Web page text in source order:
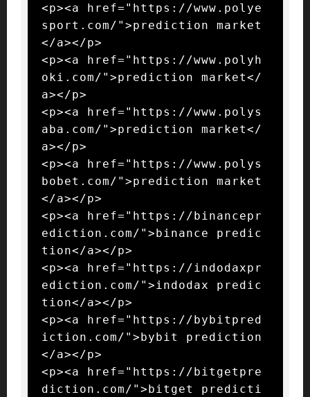
<p><a href="https://www.polye
sport.com/">prediction market
</a></p>
<p><a href="https://www.polyh
oki.com/">prediction market</
a></p>
<p><a href="https://www.polys
aba.com/">prediction market</
a></p>
<p><a href="https://www.polys
bobet.com/">prediction market
</a></p>
<p><a href="https://binancepr
ediction.com/">binance predic
tion</a></p>
<p><a href="https://indodaxpr
ediction.com/">indodax predic
tion</a></p>
<p><a href="https://bybitpred
iction.com/">bybit prediction
</a></p>
<p><a href="https://bitgetpre
diction.com/">bitget predicti